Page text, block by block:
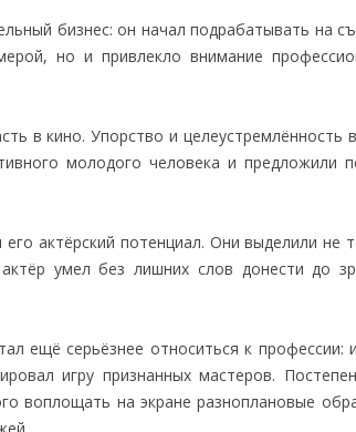
бизнес: он начал подрабатывать на
но и привлекло внимание
в кино. Упорство и целеустремлённость
молодого человека и предложили
актёрский потенциал. Они выделили не
умел без лишних слов донести до
ещё серьёзнее относиться к профессии:
игру признанных мастеров.
воплощать на экране разноплановые